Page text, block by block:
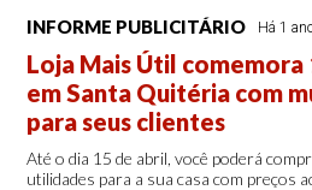
INFORME PUBLICITÁRIO Há 1
Loja Mais Útil comemora
em Santa Quitéria com
para seus clientes
Até o dia 15 de abril, você poderá
utilidades para a sua casa com preços